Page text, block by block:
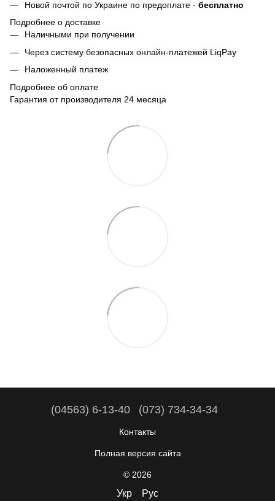
Новой почтой по Украине по предоплате - бесплатно
Подробнее о доставке
Наличными при получении
Через систему безопасных онлайн-платежей LiqPay
Наложенный платеж
Подробнее об оплате
Гарантия от производителя 24 месяца
(04563) 6-13-40 (073) 734-34-34
Контакты
Полная версия сайта
© 2026
Укр Рус